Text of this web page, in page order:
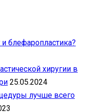
блефаропластика?
хиругии в
25.05.2024
лучше всего